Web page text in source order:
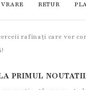
RETUR
rafinați care vor
PRIMUL